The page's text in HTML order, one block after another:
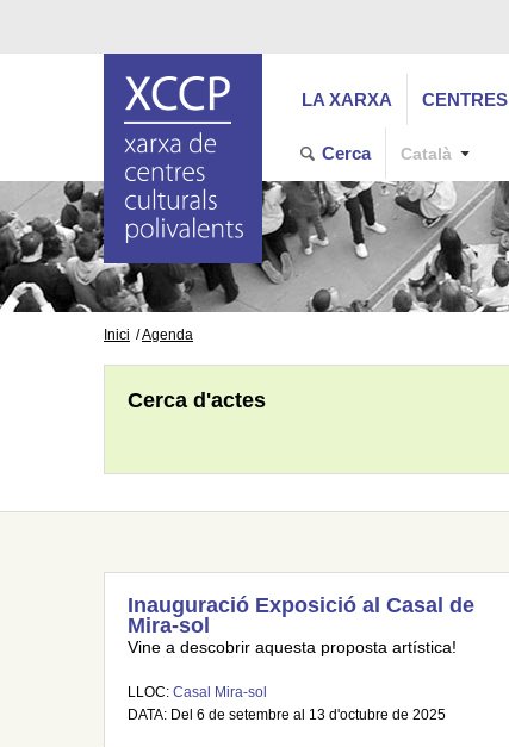
LA XARXA CENTRES
Cerca Català
Inici Agenda
Cerca d'actes
Inauguració Exposició al Casal de
Mira-sol
Vine a descobrir aquesta proposta artística!
LLOC: Casal Mira-sol
DATA: Del 6 de setembre al 13 d'octubre de 2025